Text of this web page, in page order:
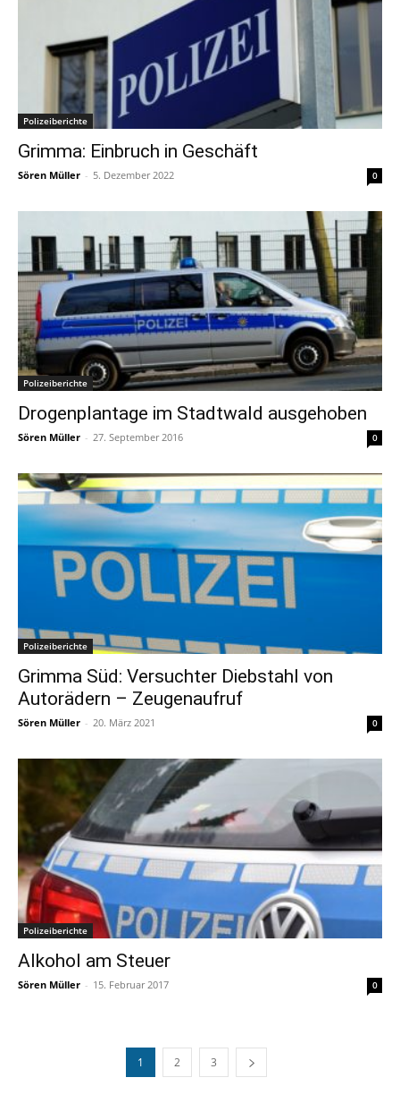
Polizeiberichte
Grimma: Einbruch in Geschäft
Sören Müller - 5. Dezember 2022 0
Polizeiberichte
Drogenplantage im Stadtwald ausgehoben
Sören Müller - 27. September 2016 0
Polizeiberichte
Grimma Süd: Versuchter Diebstahl von
Autorädern – Zeugenaufruf
Sören Müller - 20. März 2021 0
Polizeiberichte
Alkohol am Steuer
Sören Müller - 15. Februar 2017 0
1 2 3